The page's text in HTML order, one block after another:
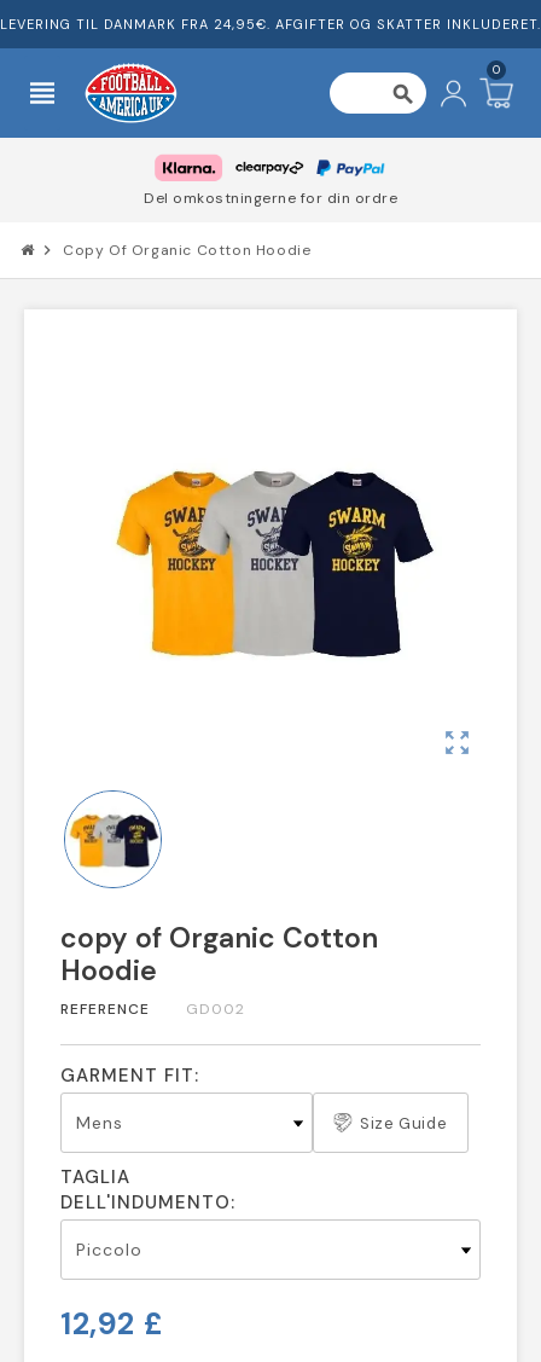
LEVERING TIL DANMARK FRA 24,95€. AFGIFTER OG SKATTER INKLUDERET.
view_headline search
0
Del omkostningerne for din ordre
chevron_right Copy Of Organic Cotton Hoodie
zoom_out_map
copy of Organic Cotton
Hoodie
REFERENCE GD002
GARMENT FIT:
Size Guide
TAGLIA
DELL'INDUMENTO:
12,92 £